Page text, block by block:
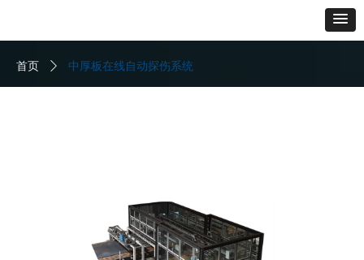
首页 ꄲ 中厚板在线自动探伤系统